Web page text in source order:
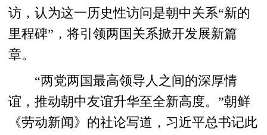
访，认为这一历史性访问是朝中关系“新的
里程碑”，将引领两国关系掀开发展新篇
章。
“两党两国最高领导人之间的深厚情
谊，推动朝中友谊升华至全新高度。”朝鲜
《劳动新闻》的社论写道，习近平总书记此